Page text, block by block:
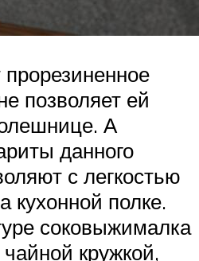
позволяет ей
А
данного
с легкостью
кухонной полке.
соковыжималка
кружкой,